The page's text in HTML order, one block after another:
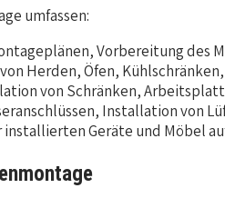
umfassen:
Vorbereitung des
Herden, Öfen,
von Schränken,
Installation von
Geräte und Möbel